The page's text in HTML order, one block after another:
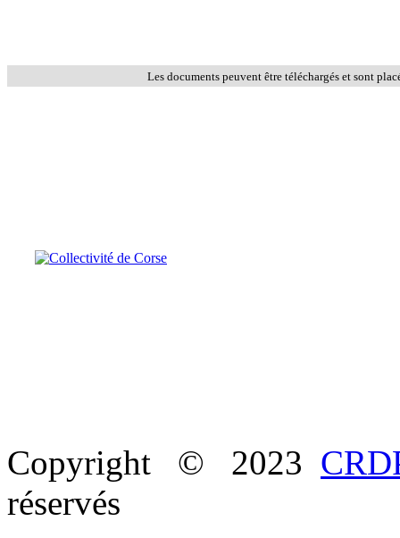
Les documents peuvent être téléchargés et sont
Copyright © 2023
réservés